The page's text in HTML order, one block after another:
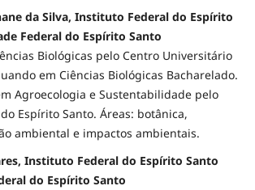
da Silva, Instituto Federal do Espírito
Federal do Espírito Santo
Biológicas pelo Centro Universitário
em Ciências Biológicas Bacharelado.
Agroecologia e Sustentabilidade pelo
Espírito Santo. Áreas: botânica,
ambiental e impactos ambientais.
Instituto Federal do Espírito Santo
do Espírito Santo